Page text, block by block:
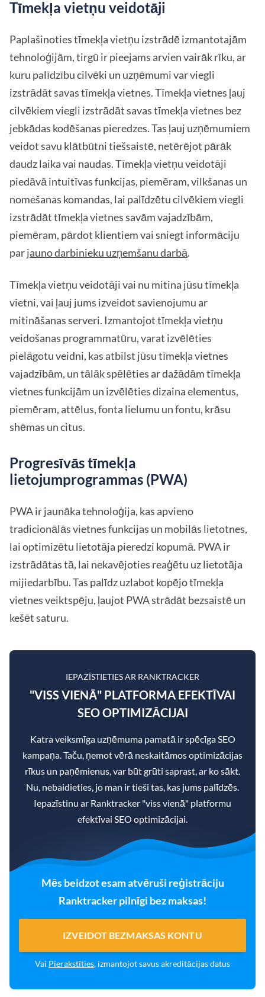
Tīmekļa vietņu veidotāji
Paplašinoties tīmekļa vietņu izstrādē izmantotajām
tehnoloģijām, tirgū ir pieejams arvien vairāk rīku, ar
kuru palīdzību cilvēki un uzņēmumi var viegli
izstrādāt savas tīmekļa vietnes. Tīmekļa vietnes ļauj
cilvēkiem viegli izstrādāt savas tīmekļa vietnes bez
jebkādas kodēšanas pieredzes. Tas ļauj uzņēmumiem
veidot savu klātbūtni tiešsaistē, netērējot pārāk
daudz laika vai naudas. Tīmekļa vietņu veidotāji
piedāvā intuitīvas funkcijas, piemēram, vilkšanas un
nomešanas komandas, lai palīdzētu cilvēkiem viegli
izstrādāt tīmekļa vietnes savām vajadzībām,
piemēram, pārdot klientiem vai sniegt informāciju
parjauno darbinieku uzņemšanu darbā.
Tīmekļa vietņu veidotāji vai nu mitina jūsu tīmekļa
vietni, vai ļauj jums izveidot savienojumu ar
mitināšanas serveri. Izmantojot tīmekļa vietņu
veidošanas programmatūru, varat izvēlēties
pielāgotu veidni, kas atbilst jūsu tīmekļa vietnes
vajadzībām, un tālāk spēlēties ar dažādām tīmekļa
vietnes funkcijām un izvēlēties dizaina elementus,
piemēram, attēlus, fonta lielumu un fontu, krāsu
shēmas un citus.
Progresīvās tīmekļa
lietojumprogrammas (PWA)
PWA ir jaunāka tehnoloģija, kas apvieno
tradicionālās vietnes funkcijas un mobilās lietotnes,
lai optimizētu lietotāja pieredzi kopumā. PWA ir
izstrādātas tā, lai nekavējoties reaģētu uz lietotāja
mijiedarbību. Tas palīdz uzlabot kopējo tīmekļa
vietnes veiktspēju, ļaujot PWA strādāt bezsaistē un
kešēt saturu.
IEPAZĪSTIETIES AR RANKTRACKER
"VISS VIENĀ" PLATFORMA EFEKTĪVAI
SEO OPTIMIZĀCIJAI
Katra veiksmīga uzņēmuma pamatā ir spēcīga SEO
kampaņa. Taču, ņemot vērā neskaitāmos optimizācijas
rīkus un paņēmienus, var būt grūti saprast, ar ko sākt.
Nu, nebaidieties, jo man ir tieši tas, kas jums palīdzēs.
Iepazīstinu ar Ranktracker "viss vienā" platformu
efektīvai SEO optimizācijai.
Mēs beidzot esam atvēruši reģistrāciju
Ranktracker pilnīgi bez maksas!
IZVEIDOT BEZMAKSAS KONTU
Vai Pierakstīties, izmantojot savus akreditācijas datus